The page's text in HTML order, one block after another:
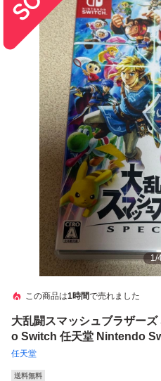
1/
この商品は1時間で売れました
大乱闘スマッシュブラザー
o Switch 任天堂 Nintendo
任天堂
送料無料